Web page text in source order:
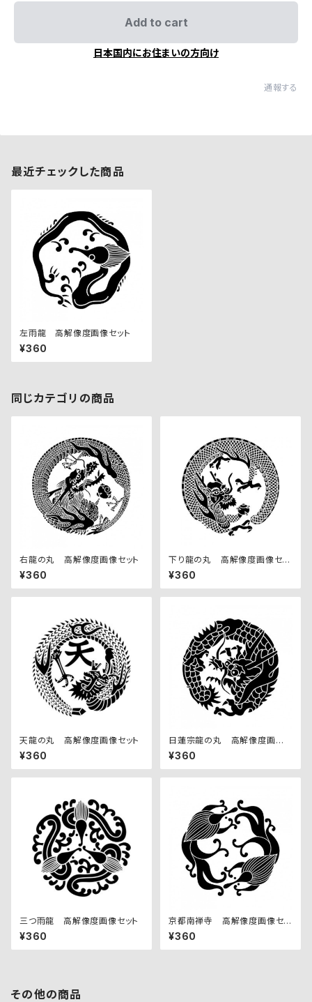
Add to cart
日本国内にお住まいの方向け
通報する
最近チェックした商品
左雨龍 高解像度画像セット
¥360
同じカテゴリの商品
右龍の丸 高解像度画像セット
¥360
下り龍の丸 高解像度画像セッ
ト
¥360
天龍の丸 高解像度画像セット
¥360
日蓮宗龍の丸 高解像度画像
セット
¥360
三つ雨龍 高解像度画像セット
¥360
京都南禅寺 高解像度画像セッ
ト
¥360
その他の商品